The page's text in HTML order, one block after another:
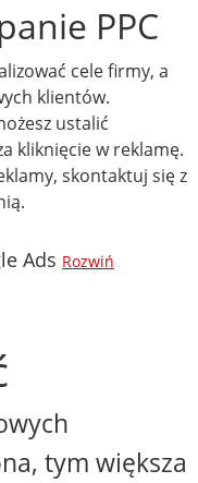
PPC
cele firmy, a
klientów.
ustalić
kliknięcie w reklamę.
skontaktuj się z
Ads Rozwiń
tym większa